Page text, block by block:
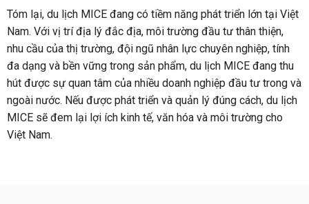
Tóm lại, du lịch MICE đang có tiềm năng phát triển lớn tại Việt
Nam. Với vị trí địa lý đắc địa, môi trường đầu tư thân thiện,
nhu cầu của thị trường, đội ngũ nhân lực chuyên nghiệp, tính
đa dạng và bền vững trong sản phẩm, du lịch MICE đang thu
hút được sự quan tâm của nhiều doanh nghiệp đầu tư trong và
ngoài nước. Nếu được phát triển và quản lý đúng cách, du lịch
MICE sẽ đem lại lợi ích kinh tế, văn hóa và môi trường cho
Việt Nam.